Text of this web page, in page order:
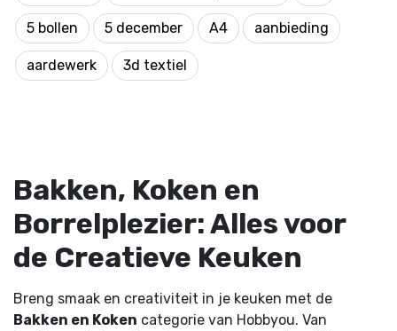
5 bollen 5 december A4 aanbieding
aardewerk 3d textiel
Bakken, Koken en
Borrelplezier: Alles voor
de Creatieve Keuken
Breng smaak en creativiteit in je keuken met de
Bakken en Koken categorie van Hobbyou. Van